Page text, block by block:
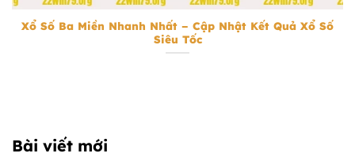
Xổ Số Ba Miền Nhanh Nhất – Cập Nhật Kết Quả Xổ Số
Siêu Tốc
Bài viết mới